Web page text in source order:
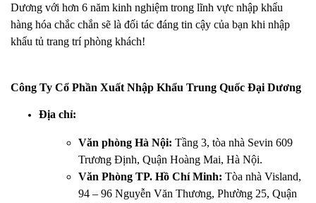
Dương với hơn 6 năm kinh nghiệm trong lĩnh vực nhập khẩu
hàng hóa chắc chắn sẽ là đối tác đáng tin cậy của bạn khi nhập
khẩu tủ trang trí phòng khách!
Công Ty Cổ Phần Xuất Nhập Khẩu Trung Quốc Đại Dương
Địa chỉ:
Văn phòng Hà Nội: Tầng 3, tòa nhà Sevin 609
Trương Định, Quận Hoàng Mai, Hà Nội.
Văn Phòng TP. Hồ Chí Minh: Tòa nhà Visland,
94 – 96 Nguyễn Văn Thương, Phường 25, Quận